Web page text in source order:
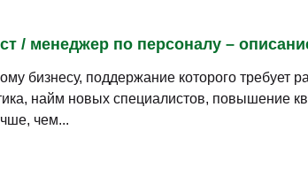
/ менеджер по персоналу –
бизнесу, поддержание которого требует
найм новых специалистов, повышение
чем...